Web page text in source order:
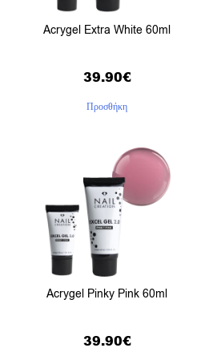
Acrygel Extra White 60ml
39.90€
Προσθήκη
Acrygel Pinky Pink 60ml
39.90€